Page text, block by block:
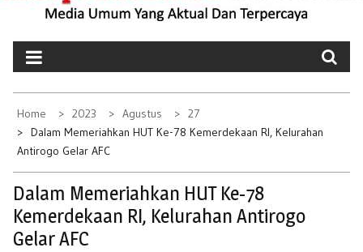
Home 2023 Agustus
27
Dalam Memeriahkan HUT Ke-78 Kemerdekaan RI, Kelurahan
Antirogo Gelar AFC
Dalam Memeriahkan HUT Ke-78
Kemerdekaan RI, Kelurahan Antirogo
Gelar AFC